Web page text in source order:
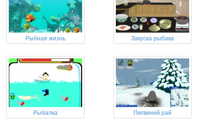
Рыбная жизнь Закуска рыбака
Рыбалка Пигвиний рай